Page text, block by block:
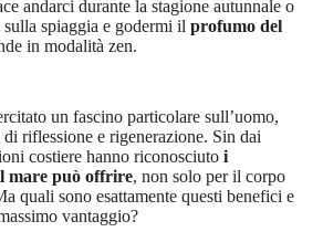
andarci durante la stagione autunnale o
spiaggia e godermi il profumo del
in modalità zen.
un fascino particolare sull’uomo,
riflessione e rigenerazione. Sin dai
costiere hanno riconosciuto i
mare può offrire, non solo per il corpo
quali sono esattamente questi benefici e
vantaggio?